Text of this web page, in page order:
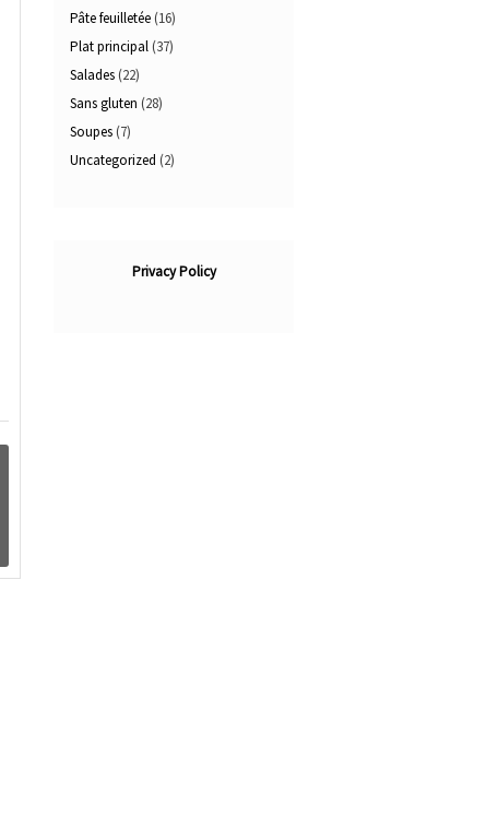
Pâte feuilletée (16)
Plat principal (37)
Salades (22)
Sans gluten (28)
Soupes (7)
Uncategorized (2)
Privacy Policy